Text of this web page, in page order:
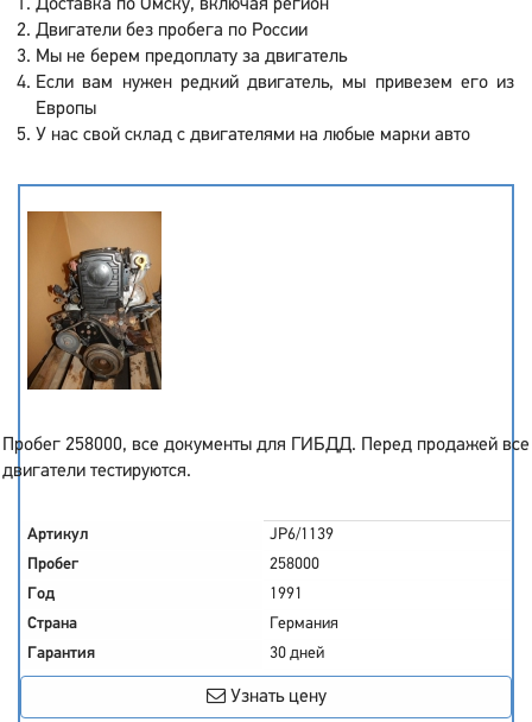
Доставка по Омску, включая регион
Двигатели без пробега по России
Мы не берем предоплату за двигатель
Если вам нужен редкий двигатель, мы привезем его из
Европы
У нас свой склад с двигателями на любые марки авто
Пробег 258000, все документы для ГИБДД. Перед продажей все
двигатели тестируются.
Артикул
JP6/1139
Пробег
258000
Год
1991
Страна
Германия
Гарантия
30 дней
Узнать цену